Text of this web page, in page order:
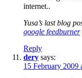
internet..
Yusa’s last blog
google feedburner
Reply
dery says:
15 February 2009